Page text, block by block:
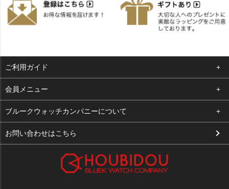
ご利用ガイド
よくある質問
支払い・送料
お客様の声
会員メニュー
ログイン
お気に入り
ブルークウォッチカンパニーについて
会社概要
お問い合わせはこちら